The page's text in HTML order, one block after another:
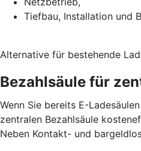
Tiefbau, Installation und
Alternative für bestehende
Bezahlsäule für
Wenn Sie bereits E-
zentralen Bezahlsäule
Neben Kontakt- und